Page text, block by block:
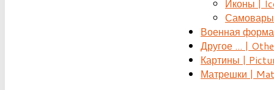
Иконы |
Военная
Другое ... |
Картины |
Матрешки |